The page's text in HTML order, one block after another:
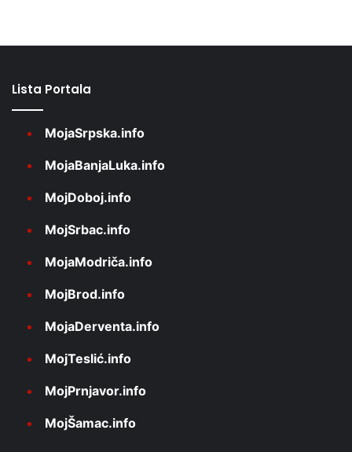
Lista Portala
MojaSrpska.info
MojaBanjaLuka.info
MojDoboj.info
MojSrbac.info
MojaModriča.info
MojBrod.info
MojaDerventa.info
MojTeslić.info
MojPrnjavor.info
MojŠamac.info